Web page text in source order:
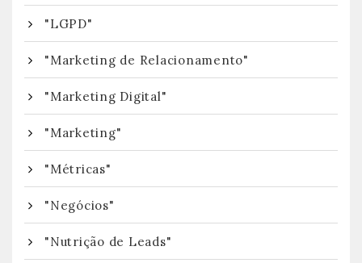
"LGPD"
"Marketing de Relacionamento"
"Marketing Digital"
"Marketing"
"Métricas"
"Negócios"
"Nutrição de Leads"